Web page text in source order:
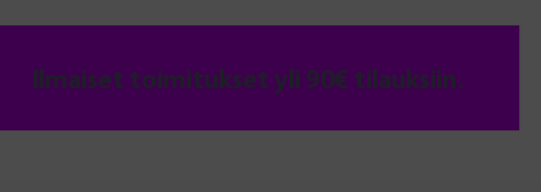
Ilmaiset toimitukset yli 90€ tilauksiin.